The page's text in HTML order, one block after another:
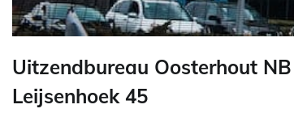
Uitzendbureau Oosterhout
Leijsenhoek 45